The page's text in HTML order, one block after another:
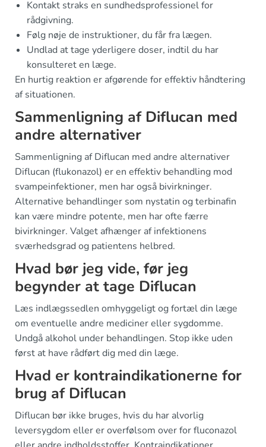
Kontakt straks en sundhedsprofessionel for
rådgivning.
Følg nøje de instruktioner, du får fra lægen.
Undlad at tage yderligere doser, indtil du har
konsulteret en læge.
En hurtig reaktion er afgørende for effektiv håndtering
af situationen.
Sammenligning af Diflucan med
andre alternativer
Sammenligning af Diflucan med andre alternativer
Diflucan (flukonazol) er en effektiv behandling mod
svampeinfektioner, men har også bivirkninger.
Alternative behandlinger som nystatin og terbinafin
kan være mindre potente, men har ofte færre
bivirkninger. Valget afhænger af infektionens
sværhedsgrad og patientens helbred.
Hvad bør jeg vide, før jeg
begynder at tage Diflucan
Læs indlægssedlen omhyggeligt og fortæl din læge
om eventuelle andre mediciner eller sygdomme.
Undgå alkohol under behandlingen. Stop ikke uden
først at have rådført dig med din læge.
Hvad er kontraindikationerne for
brug af Diflucan
Diflucan bør ikke bruges, hvis du har alvorlig
leversygdom eller er overfølsom over for fluconazol